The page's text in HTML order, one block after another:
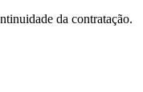
da contratação.